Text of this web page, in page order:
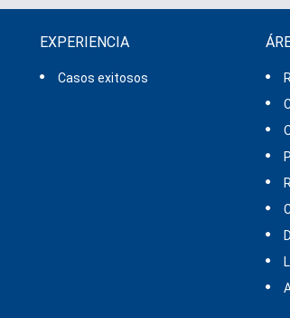
EXPERIENCIA
Casos exitosos